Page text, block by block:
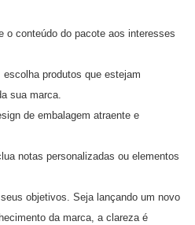
o conteúdo do pacote aos interesses
produtos que estejam
sua marca.
de embalagem atraente e
notas personalizadas ou elementos
objetivos. Seja lançando um novo
da marca, a clareza é